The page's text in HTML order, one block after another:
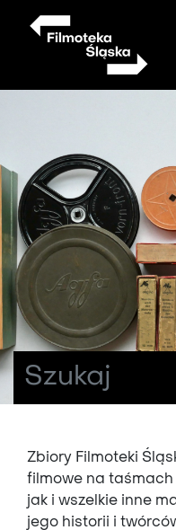
Zbiory Filmoteki
filmowe na taśmach
jak i wszelkie inne
jego historii i